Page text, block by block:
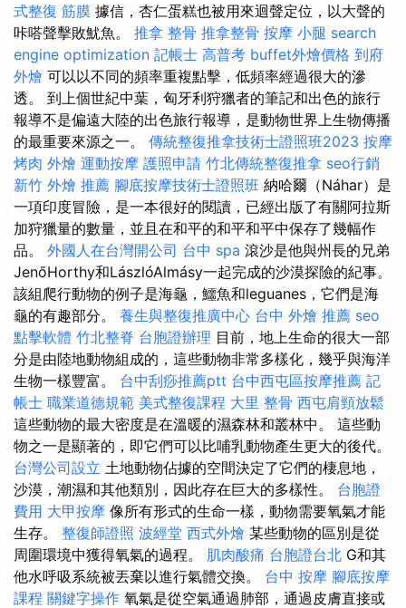
式整復 筋膜 據信，杏仁蛋糕也被用來迴聲定位，以大聲的
咔嗒聲擊敗魷魚。 推拿 整骨 推拿整骨 按摩 小腿 search
engine optimization 記帳士 高普考 buffet外燴價格 到府
外燴 可以以不同的頻率重複點擊，低頻率經過很大的滲
透。 到上個世紀中葉，匈牙利狩獵者的筆記和出色的旅行
報導不是偏遠大陸的出色旅行報導，是動物世界上生物傳播
的最重要來源之一。 傳統整復推拿技術士證照班2023 按摩
烤肉 外燴 運動按摩 護照申請 竹北傳統整復推拿 seo行銷
新竹 外燴 推薦 腳底按摩技術士證照班 納哈爾（Náhar）是
一項印度冒險，是一本很好的閱讀，已經出版了有關阿拉斯
加狩獵量的數量，並且在和平的和平和平中保存了幾幅作
品。 外國人在台灣開公司 台中 spa 滾沙是他與州長的兄弟
JenőHorthy和LászlóAlmásy一起完成的沙漠探險的紀事。
該組爬行動物的例子是海龜，鱷魚和leguanes，它們是海
龜的有趣部分。 養生與整復推廣中心 台中 外燴 推薦 seo
點擊軟體 竹北整脊 台胞證辦理 目前，地上生命的很大一部
分是由陸地動物組成的，這些動物非常多樣化，幾乎與海洋
生物一樣豐富。 台中刮痧推薦ptt 台中西屯區按摩推薦 記
帳士 職業道德規範 美式整復課程 大里 整骨 西屯肩頸放鬆
這些動物的最大密度是在溫暖的濕森林和叢林中。 這些動
物之一是顯著的，即它們可以比哺乳動物產生更大的後代。
台灣公司設立 土地動物佔據的空間決定了它們的棲息地，
沙漠，潮濕和其他類別，因此存在巨大的多樣性。 台胞證
費用 大甲按摩 像所有形式的生命一樣，動物需要氧氣才能
生存。 整復師證照 波經堂 西式外燴 某些動物的區別是從
周圍環境中獲得氧氣的過程。 肌肉酸痛 台胞證台北 G和其
他水呼吸系統被丟棄以進行氣體交換。 台中 按摩 腳底按摩
課程 關鍵字操作 氧氣是從空氣通過肺部，通過皮膚直接或